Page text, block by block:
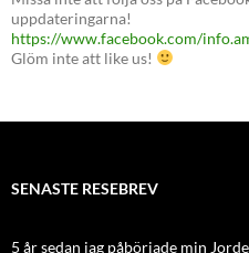
uppdateringarna!
https://www.facebook.com/
Glöm inte att like us!
SENASTE RESEBREV
5 år sedan jag påbörjade min